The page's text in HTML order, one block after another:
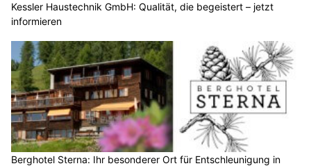
Kessler Haustechnik GmbH: Qualität, die begeistert – jetzt
informieren
Berghotel Sterna: Ihr besonderer Ort für Entschleunigung in